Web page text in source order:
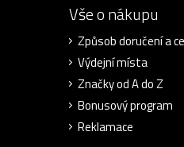
Vše o nákupu
Způsob doručení a
Výdejní místa
Značky od A do Z
Bonusový program
Reklamace